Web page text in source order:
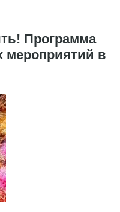
Программа
мероприятий в